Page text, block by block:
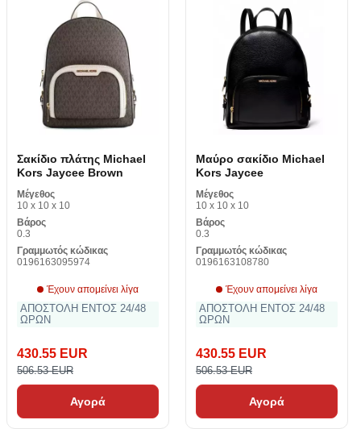
Σακίδιο πλάτης Michael
Kors Jaycee Brown
Μέγεθος
10 x 10 x 10
Βάρος
0.3
Γραμμωτός κώδικας
0196163095974
Έχουν απομείνει λίγα
ΑΠΟΣΤΟΛΗ ΕΝΤΟΣ 24/48
ΩΡΩΝ
430.55 EUR
506.53 EUR
Αγορά
Μαύρο σακίδιο Michael
Kors Jaycee
Μέγεθος
10 x 10 x 10
Βάρος
0.3
Γραμμωτός κώδικας
0196163108780
Έχουν απομείνει λίγα
ΑΠΟΣΤΟΛΗ ΕΝΤΟΣ 24/48
ΩΡΩΝ
430.55 EUR
506.53 EUR
Αγορά